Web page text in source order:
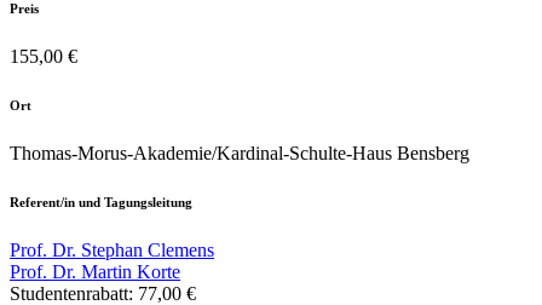
Preis
155,00 €
Ort
Thomas-Morus-Akademie/Kardinal-Schulte-Haus Bensberg
Referent/in und Tagungsleitung
Prof. Dr. Stephan Clemens
Prof. Dr. Martin Korte
Studentenrabatt: 77,00 €